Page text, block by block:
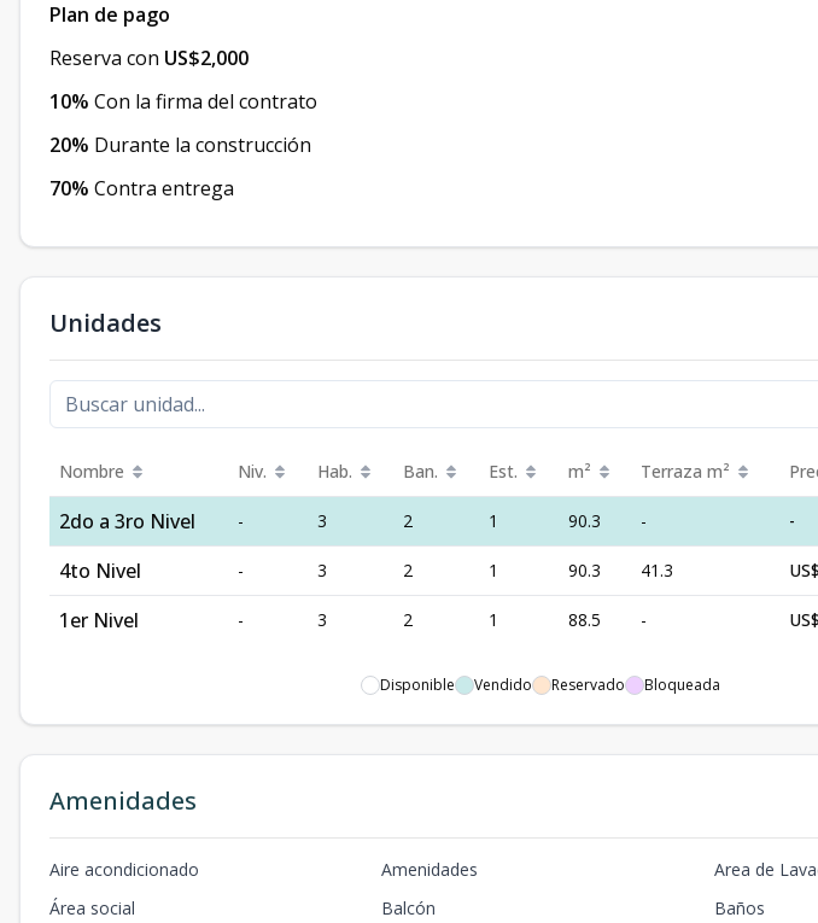
Plan de pago
Reserva con US$2,000
10% Con la firma del contrato
20% Durante la construcción
70% Contra entrega
Unidades
Nombre Niv. Hab. Ban. Est. m² Terraza m²
2do a 3ro Nivel - 3 2 1 90.3 - -
4to Nivel - 3 2 1 90.3 41.3
1er Nivel - 3 2 1 88.5 -
Disponible Vendido Reservado Bloqueada
Amenidades
Aire acondicionado Amenidades
Area de
Área social
Balcón Baños